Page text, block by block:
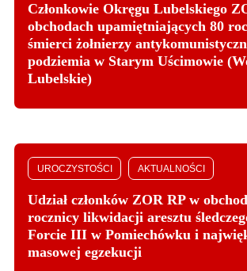
Członkowie Okręgu Lubelskiego
obchodach upamiętniających 80
śmierci żołnierzy
podziemia w Starym Uścimowie
Lubelskie)
UROCZYSTOŚCI AKTUALNOŚCI
Udział członków ZOR RP w
rocznicy likwidacji aresztu
Forcie III w Pomiechówku i
masowej egzekucji